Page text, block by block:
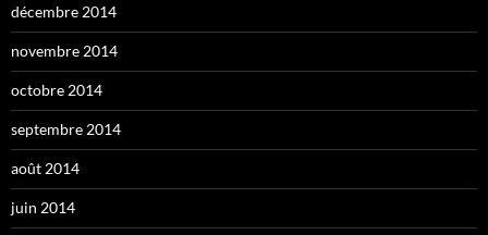
décembre 2014
novembre 2014
octobre 2014
septembre 2014
août 2014
juin 2014